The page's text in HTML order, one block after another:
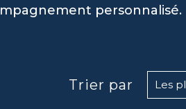
personnalisé.
Trier par Les